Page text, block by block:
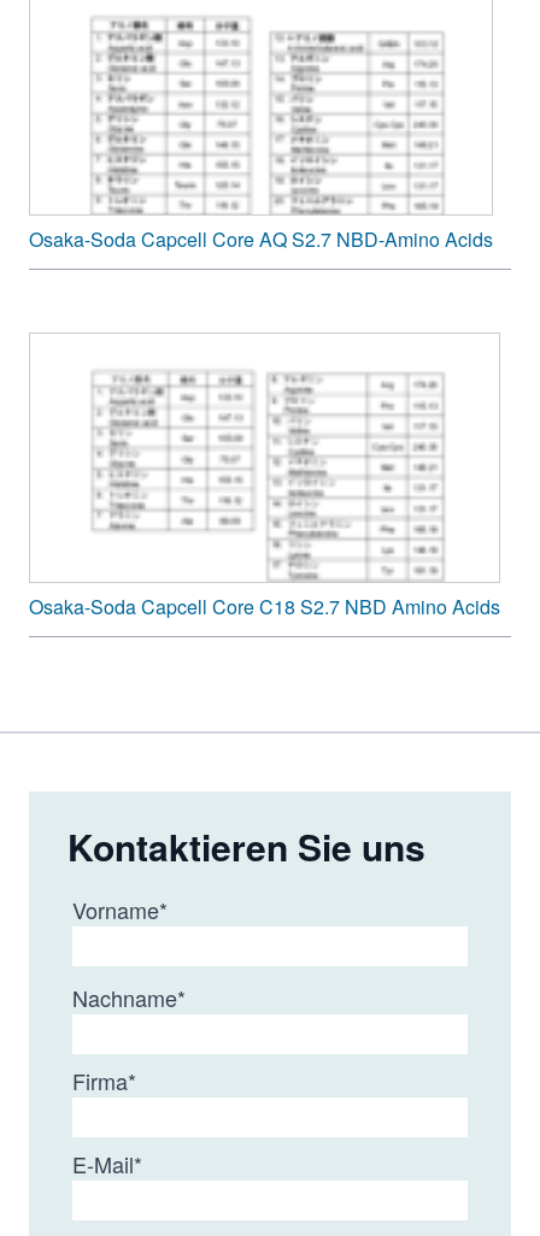
Osaka-Soda Capcell Core AQ S2.7 NBD-Amino Acids
Osaka-Soda Capcell Core C18 S2.7 NBD Amino Acids
Kontaktieren Sie uns
Vorname*
Nachname*
Firma*
E-Mail*